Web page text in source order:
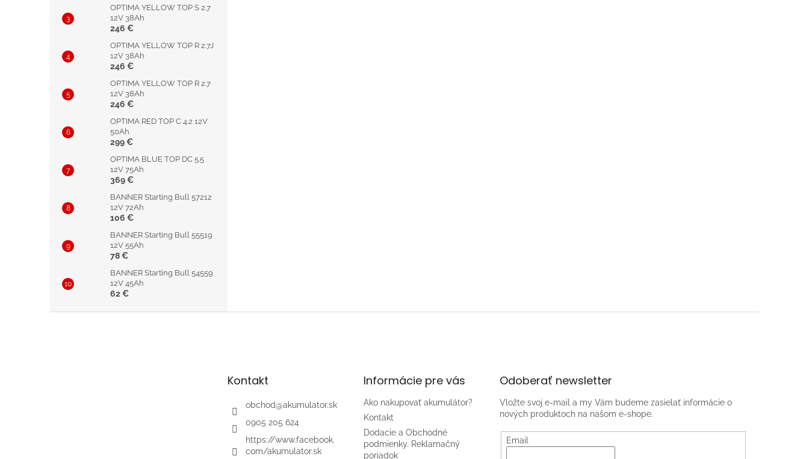
OPTIMA YELLOW TOP S 2.7
12V 38Ah
246 €
OPTIMA YELLOW TOP R 2.7J
12V 38Ah
246 €
OPTIMA YELLOW TOP R 2.7
12V 38Ah
246 €
OPTIMA RED TOP C 4.2 12V
50Ah
299 €
OPTIMA BLUE TOP DC 5.5
12V 75Ah
369 €
BANNER Starting Bull 57212
12V 72Ah
106 €
BANNER Starting Bull 55519
12V 55Ah
78 €
BANNER Starting Bull 54559
12V 45Ah
62 €
Kontakt
obchod@akumulator.sk
0905 205 624
https://www.facebook.
com/akumulator.sk
Informácie pre vás
Ako nakupovať akumulátor?
Kontakt
Dodacie a Obchodné
podmienky. Reklamačný
poriadok
Odoberať newsletter
Vložte svoj e-mail a my Vám budeme zasielať informácie o
nových produktoch na našom e-shope.
Email